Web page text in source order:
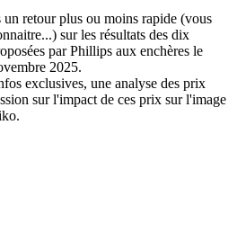
retour plus ou moins rapide (vous
sur les résultats des dix
par Phillips aux enchères le
2025.
exclusives, une analyse des prix
sur l'impact de ces prix sur l'image